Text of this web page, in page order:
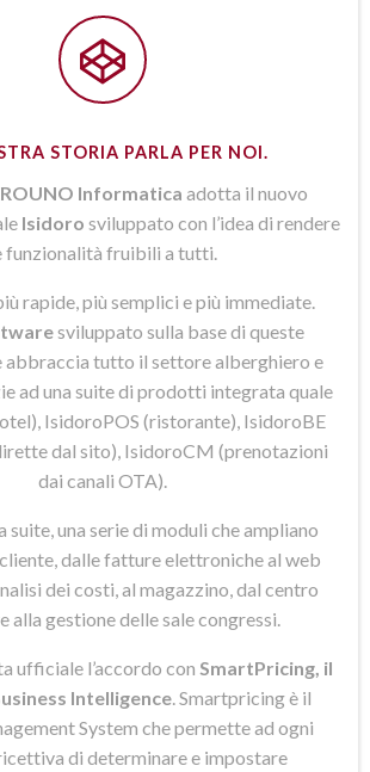
STORIA PARLA PER NOI.
Informatica adotta il nuovo
Isidoro sviluppato con l’idea di rendere
funzionalità fruibili a tutti.
rapide, più semplici e più immediate.
sviluppato sulla base di queste
tutto il settore alberghiero e
ad una suite di prodotti integrata quale
IsidoroPOS (ristorante), IsidoroBE
dal sito), IsidoroCM (prenotazioni
dai canali OTA).
suite, una serie di moduli che ampliano
dalle fatture elettroniche al web
dei costi, al magazzino, dal centro
alla gestione delle sale congressi.
ufficiale l’accordo con SmartPricing, il
Intelligence . Smartpricing è il
System che permette ad ogni
di determinare e impostare